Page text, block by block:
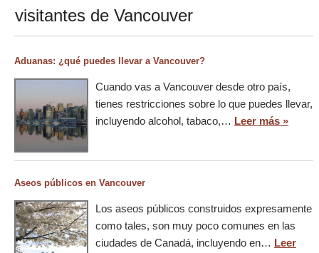
visitantes de Vancouver
Aduanas: ¿qué puedes llevar a Vancouver?
Cuando vas a Vancouver desde otro país,
tienes restricciones sobre lo que puedes llevar,
incluyendo alcohol, tabaco,… Leer más »
Aseos públicos en Vancouver
Los aseos públicos construidos expresamente
como tales, son muy poco comunes en las
ciudades de Canadá, incluyendo en… Leer